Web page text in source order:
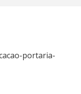
portaria-